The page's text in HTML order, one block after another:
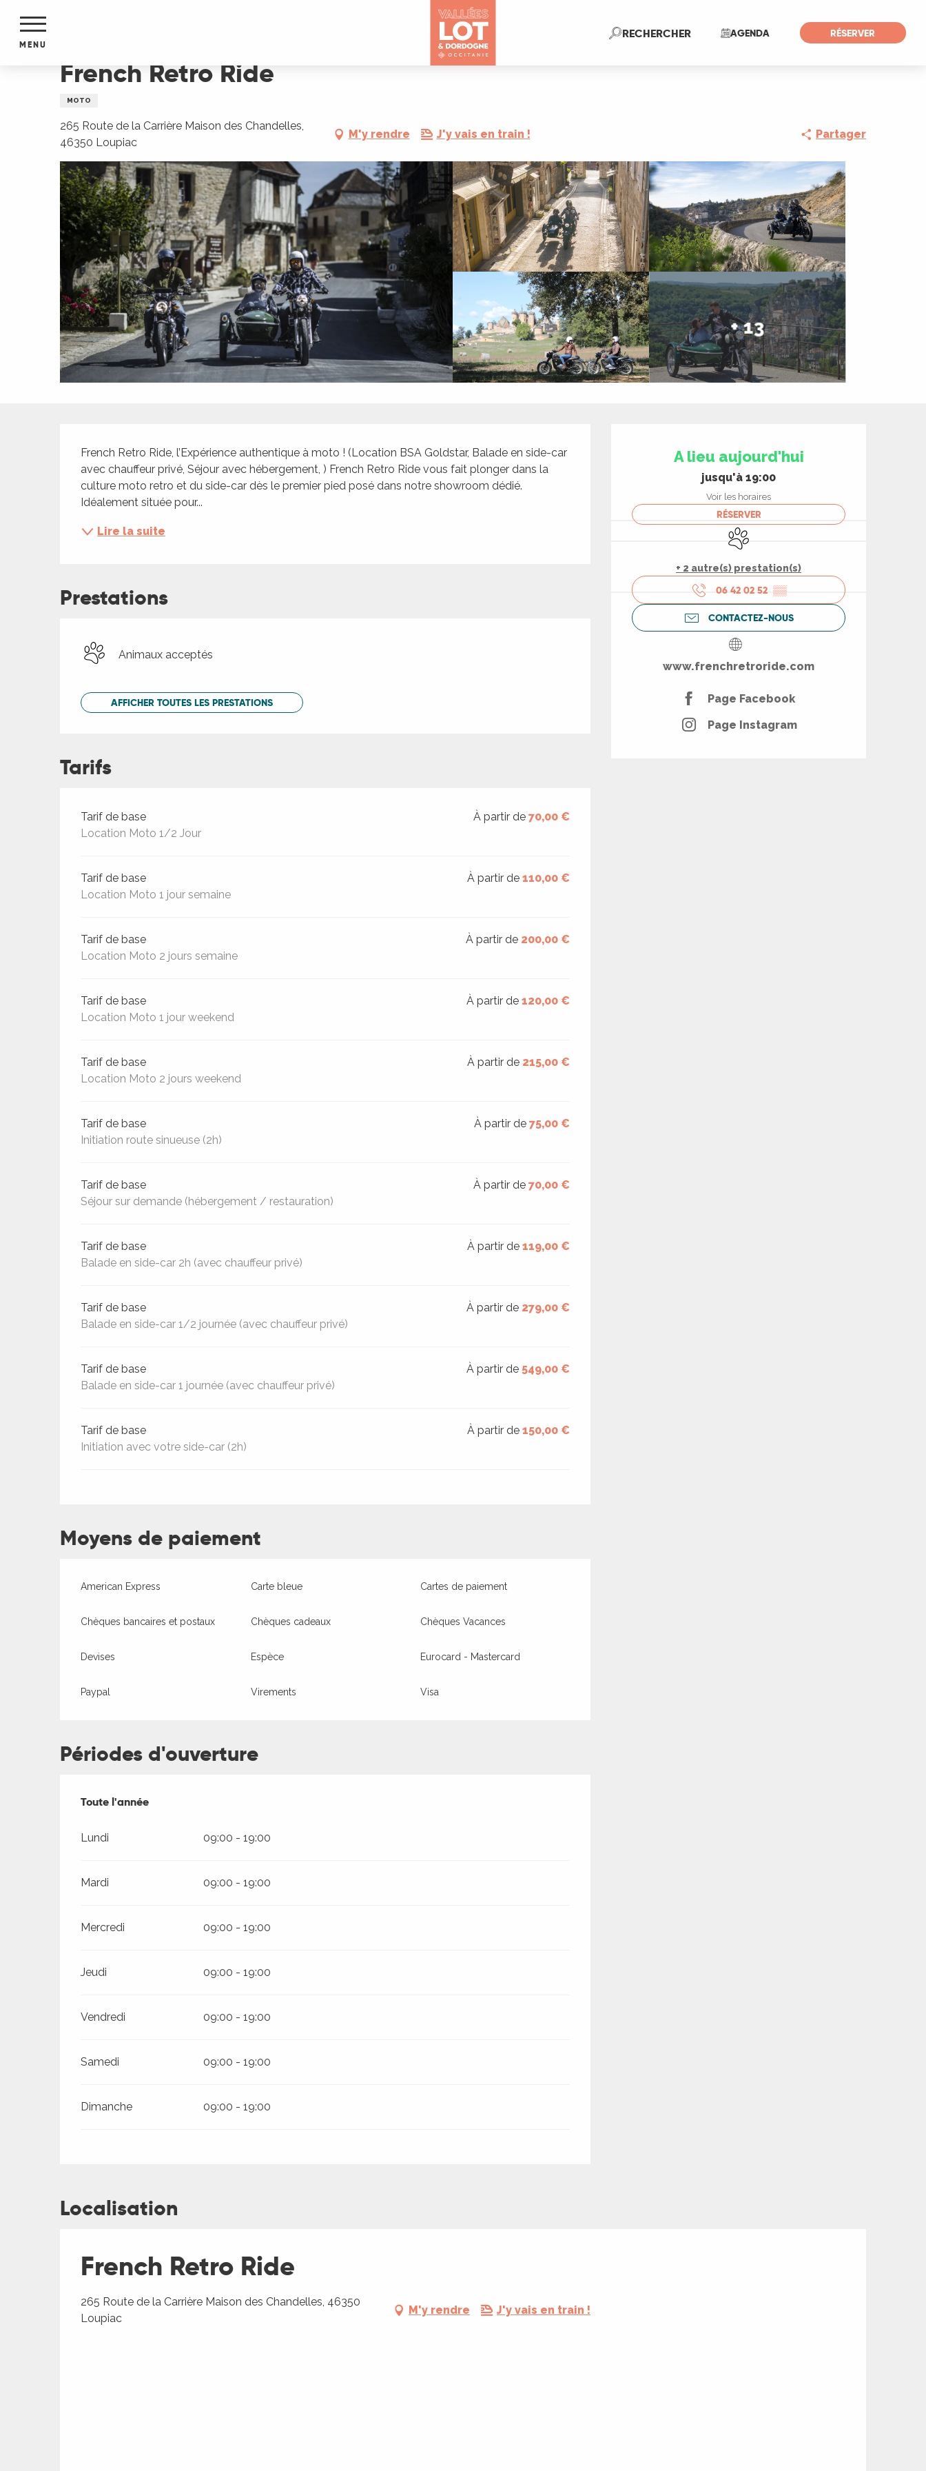
contenu
AGENDA RÉSERVER
RECHERCHERRecherche
MENU
French Retro Ride
MOTO
265 Route de la Carrière Maison des Chandelles,
46350 Loupiac
M'y rendre J'y vais en train ! Partager
+ 13
Ouverture et
A lieu aujourd'hui
jusqu'à 19:00
Voir les horaires
RÉSERVER
Animaux acceptés
+ 2 autre(s) prestation(s)
06 42 02 52 ▒▒
CONTACTEZ-NOUS
www.frenchretroride.com
Page Facebook
Page Instagram
Description
French Retro Ride, l’Expérience authentique à moto ! (Location BSA Goldstar, Balade en side-car
avec chauffeur privé, Séjour avec hébergement, ) French Retro Ride vous fait plonger dans la
culture moto retro et du side-car dès le premier pied posé dans notre showroom dédié.
Idéalement située pour...
Lire la suite
Prestations
Animaux acceptés
AFFICHER TOUTES LES PRESTATIONS
Tarifs
Tarifs 2026
Tarif de base
Location Moto 1/2 Jour
À partir de70,00 €
Tarif de base
Location Moto 1 jour semaine
À partir de110,00 €
Tarif de base
Location Moto 2 jours semaine
À partir de 200,00 €
Tarif de base
Location Moto 1 jour weekend
À partir de120,00 €
Tarif de base
Location Moto 2 jours weekend
À partir de 215,00 €
Tarif de base
Initiation route sinueuse (2h)
À partir de75,00 €
Tarif de base
Séjour sur demande (hébergement / restauration)
À partir de70,00 €
Tarif de base
Balade en side-car 2h (avec chauffeur privé)
À partir de119,00 €
Tarif de base
Balade en side-car 1/2 journée (avec chauffeur privé)
À partir de 279,00 €
Tarif de base
Balade en side-car 1 journée (avec chauffeur privé)
À partir de 549,00 €
Tarif de base
Initiation avec votre side-car (2h)
À partir de150,00 €
Moyens de paiement
American Express Carte bleue Cartes de paiement
Chèques bancaires et postaux Chèques cadeaux Chèques Vacances
Devises Espèce Eurocard - Mastercard
Paypal Virements Visa
Périodes d'ouverture
Toute l'année
Toute l'année
Lundi 09:00 - 19:00
Mardi 09:00 - 19:00
Mercredi 09:00 - 19:00
Jeudi 09:00 - 19:00
Vendredi 09:00 - 19:00
Samedi 09:00 - 19:00
Dimanche 09:00 - 19:00
Localisation
French Retro Ride
265 Route de la Carrière Maison des Chandelles, 46350
Loupiac
M'y rendre J'y vais en train !